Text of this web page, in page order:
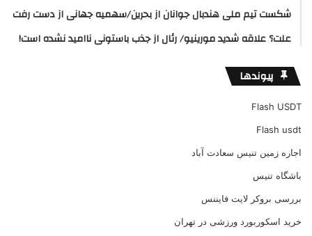
شکست تیم ملی هندبال جوانان از بحرین/سهمیه جهانی از دست رفت
علت؟ علاقه شدید مورینیو/ رئال از جذب باستونی ناامید نشده است!
پیوندها
Flash USDT
Flash usdt
اجاره زمین تنیس سعادت آباد
باشگاه تنیس
بررسی بروکر لایت فایننس
خرید اسکوربورد ورزشی در تهران